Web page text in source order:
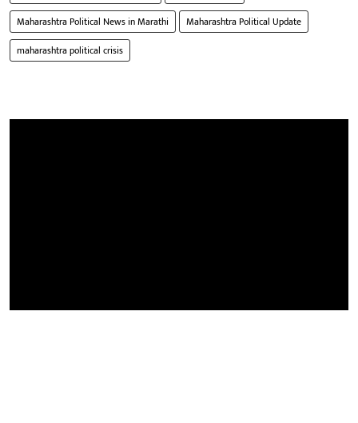
Maharashtra Political News in Marathi
Maharashtra Political Update
maharashtra political crisis